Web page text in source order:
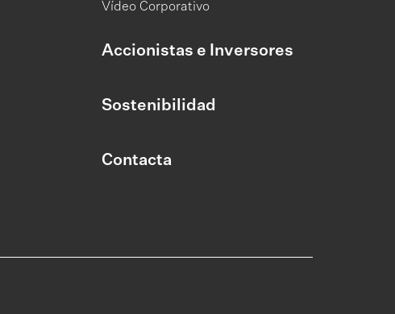
Vídeo Corporativo
Accionistas e Inversores
Sostenibilidad
Contacta